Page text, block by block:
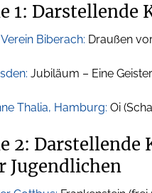
1: Darstellende
Biberach: Draußen
Jubiläum – Eine
Thalia, Hamburg: Oi
2: Darstellende
Jugendlichen